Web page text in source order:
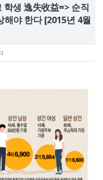
기부금회원 로그인
생 逸失收益=> 순직
야 한다 [2015년 4월